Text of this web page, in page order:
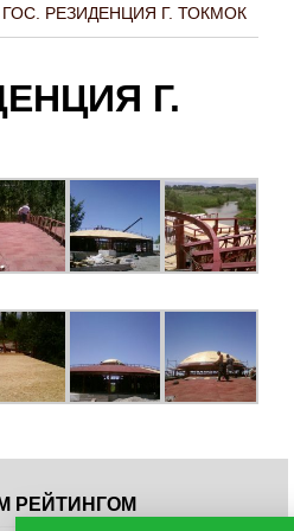
ГОС. РЕЗИДЕНЦИЯ Г. ТОКМОК
Г.
РЕЙТИНГОМ